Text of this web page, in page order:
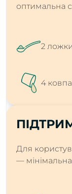
оптимальна
2
4
Для
—